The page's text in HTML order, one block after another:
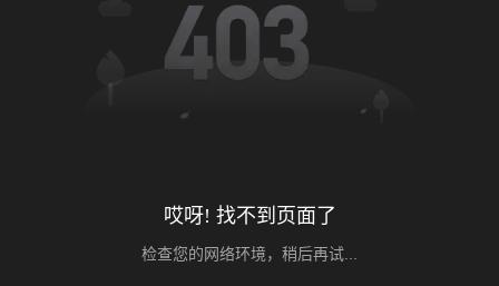
哎呀! 找不到页面了
检查您的网络环境，稍后再试...